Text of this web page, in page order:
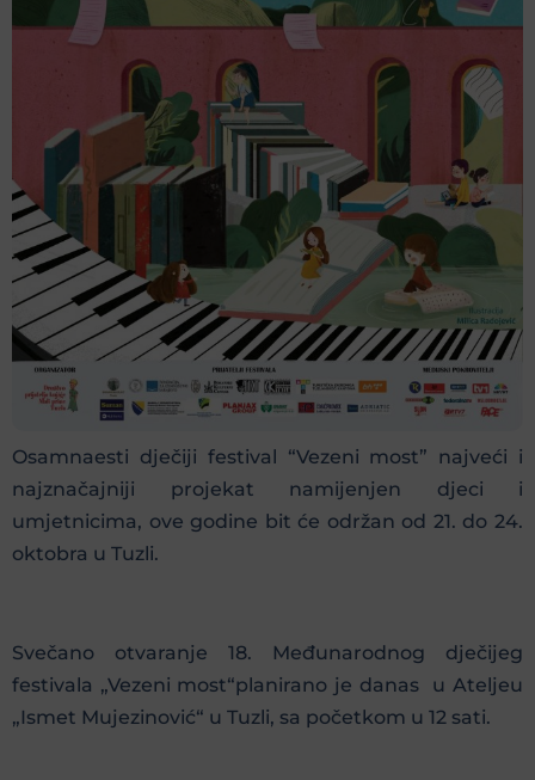
Osamnaesti dječiji festival “Vezeni most” najveći i
najznačajniji projekat namijenjen djeci i
umjetnicima, ove godine bit će održan od 21. do 24.
oktobra u Tuzli.
Svečano otvaranje 18. Međunarodnog dječijeg
festivala „Vezeni most“planirano je danas u Ateljeu
„Ismet Mujezinović“ u Tuzli, sa početkom u 12 sati.